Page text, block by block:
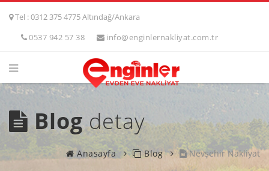
Tel : 0312 375 4775 Altındağ/Ankara
0537 942 57 38
info@enginlernakliyat.com.tr
Blogdetay
Anasayfa Blog Nevşehir Nakliyat